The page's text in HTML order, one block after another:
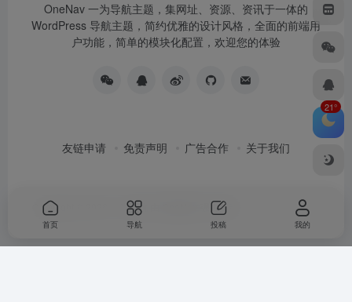
OneNav 一为导航主题，集网址、资源、资讯于一体的
WordPress 导航主题，简约优雅的设计风格，全面的前端用
户功能，简单的模块化配置，欢迎您的体验
友链申请 免责声明 广告合作 关于我们
Copyright © 2026 一为导航 强力驱动
21°
首页 导航 投稿 我的